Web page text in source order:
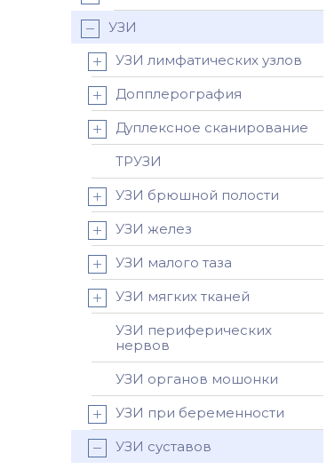
УЗИ
УЗИ лимфатических узлов
Допплерография
Дуплексное сканирование
ТРУЗИ
УЗИ брюшной полости
УЗИ желез
УЗИ малого таза
УЗИ мягких тканей
УЗИ периферических
нервов
УЗИ органов мошонки
УЗИ при беременности
УЗИ суставов